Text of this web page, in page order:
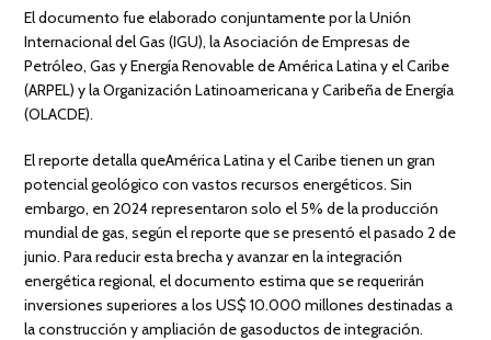
El documento fue elaborado conjuntamente por la Unión
Internacional del Gas (IGU), la Asociación de Empresas de
Petróleo, Gas y Energía Renovable de América Latina y el Caribe
(ARPEL) y la Organización Latinoamericana y Caribeña de Energía
(OLACDE).
El reporte detalla queAmérica Latina y el Caribe tienen un gran
potencial geológico con vastos recursos energéticos. Sin
embargo, en 2024 representaron solo el 5% de la producción
mundial de gas, según el reporte que se presentó el pasado 2 de
junio. Para reducir esta brecha y avanzar en la integración
energética regional, el documento estima que se requerirán
inversiones superiores a los US$ 10.000 millones destinadas a
la construcción y ampliación de gasoductos de integración.